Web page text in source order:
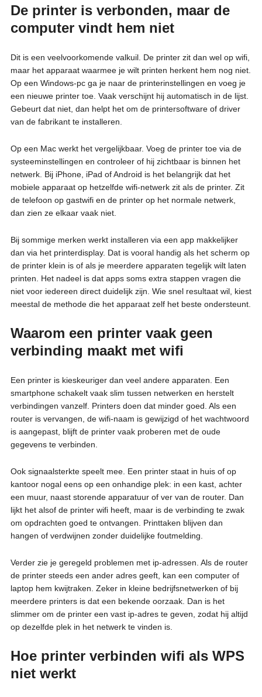
De printer is verbonden, maar de
computer vindt hem niet
Dit is een veelvoorkomende valkuil. De printer zit dan wel op wifi,
maar het apparaat waarmee je wilt printen herkent hem nog niet.
Op een Windows-pc ga je naar de printerinstellingen en voeg je
een nieuwe printer toe. Vaak verschijnt hij automatisch in de lijst.
Gebeurt dat niet, dan helpt het om de printersoftware of driver
van de fabrikant te installeren.
Op een Mac werkt het vergelijkbaar. Voeg de printer toe via de
systeeminstellingen en controleer of hij zichtbaar is binnen het
netwerk. Bij iPhone, iPad of Android is het belangrijk dat het
mobiele apparaat op hetzelfde wifi-netwerk zit als de printer. Zit
de telefoon op gastwifi en de printer op het normale netwerk,
dan zien ze elkaar vaak niet.
Bij sommige merken werkt installeren via een app makkelijker
dan via het printerdisplay. Dat is vooral handig als het scherm op
de printer klein is of als je meerdere apparaten tegelijk wilt laten
printen. Het nadeel is dat apps soms extra stappen vragen die
niet voor iedereen direct duidelijk zijn. Wie snel resultaat wil, kiest
meestal de methode die het apparaat zelf het beste ondersteunt.
Waarom een printer vaak geen
verbinding maakt met wifi
Een printer is kieskeuriger dan veel andere apparaten. Een
smartphone schakelt vaak slim tussen netwerken en herstelt
verbindingen vanzelf. Printers doen dat minder goed. Als een
router is vervangen, de wifi-naam is gewijzigd of het wachtwoord
is aangepast, blijft de printer vaak proberen met de oude
gegevens te verbinden.
Ook signaalsterkte speelt mee. Een printer staat in huis of op
kantoor nogal eens op een onhandige plek: in een kast, achter
een muur, naast storende apparatuur of ver van de router. Dan
lijkt het alsof de printer wifi heeft, maar is de verbinding te zwak
om opdrachten goed te ontvangen. Printtaken blijven dan
hangen of verdwijnen zonder duidelijke foutmelding.
Verder zie je geregeld problemen met ip-adressen. Als de router
de printer steeds een ander adres geeft, kan een computer of
laptop hem kwijtraken. Zeker in kleine bedrijfsnetwerken of bij
meerdere printers is dat een bekende oorzaak. Dan is het
slimmer om de printer een vast ip-adres te geven, zodat hij altijd
op dezelfde plek in het netwerk te vinden is.
Hoe printer verbinden wifi als WPS
niet werkt